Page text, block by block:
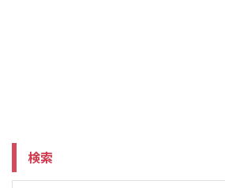
検索